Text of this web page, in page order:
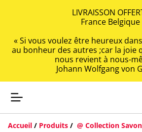
LIVRAISSON
France Belgique
« Si vous voulez être heureux
au bonheur des autres ;car la joie
nous revient à nous-
Johann Wolfgang von
Accueil / Produits / @ Collection